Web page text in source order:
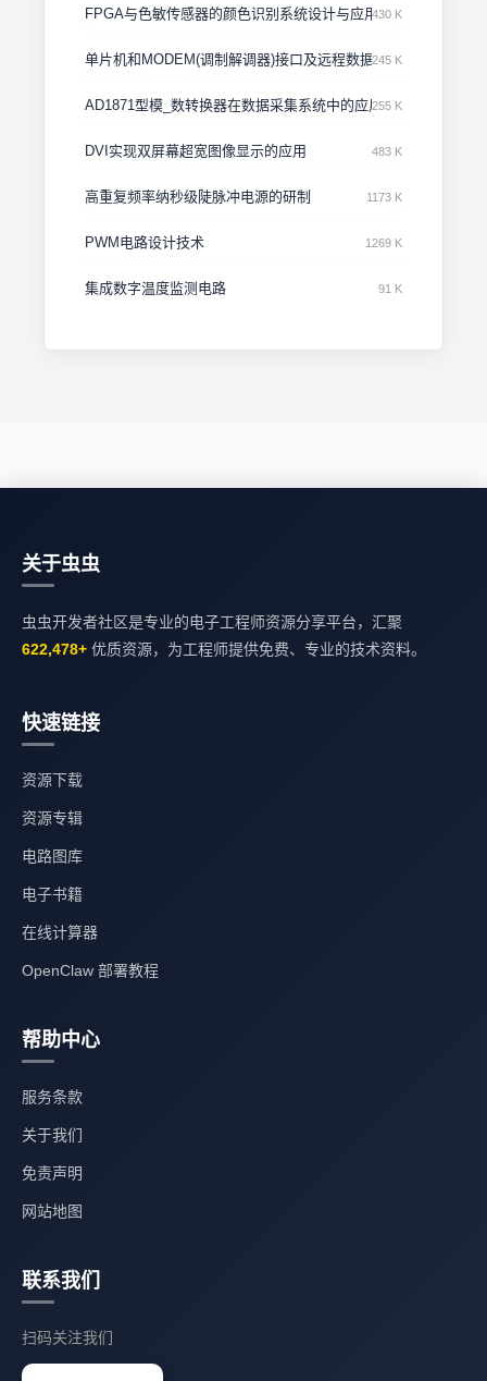
FPGA与色敏传感器的颜色识别系统设计与应用430 K
单片机和MODEM(调制解调器)接口及远程数据传输设计
245 K
AD1871型模_数转换器在数据采集系统中的应用255 K
DVI实现双屏幕超宽图像显示的应用 483 K
高重复频率纳秒级陡脉冲电源的研制 1173 K
PWM电路设计技术 1269 K
集成数字温度监测电路 91 K
关于虫虫
虫虫开发者社区是专业的电子工程师资源分享平台，汇聚
622,478+ 优质资源，为工程师提供免费、专业的技术资料。
快速链接
资源下载
资源专辑
电路图库
电子书籍
在线计算器
OpenClaw 部署教程
帮助中心
服务条款
关于我们
免责声明
网站地图
联系我们
扫码关注我们